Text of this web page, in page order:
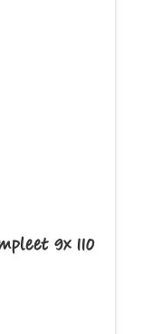
9x 110